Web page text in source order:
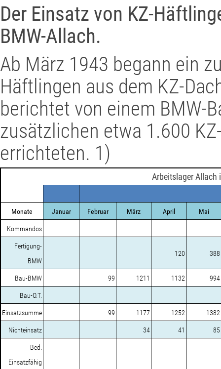
Der Einsatz von KZ-
BMW-Allach.
Ab März 1943 begann ein
Häftlingen aus dem KZ-
berichtet von einem BMW-
zusätzlichen etwa 1.600
errichteten. 1)
Arbeitslager Allach
Monate Januar Februar März April Mai
Kommandos
Fertigung-
BMW
120 388
Bau-BMW 99 1211 1132 994
Bau-O.T.
Einsatzsumme 99 1177 1252 1382
Nichteinsatz 34 41 85
Bed.
Einsatzfähig